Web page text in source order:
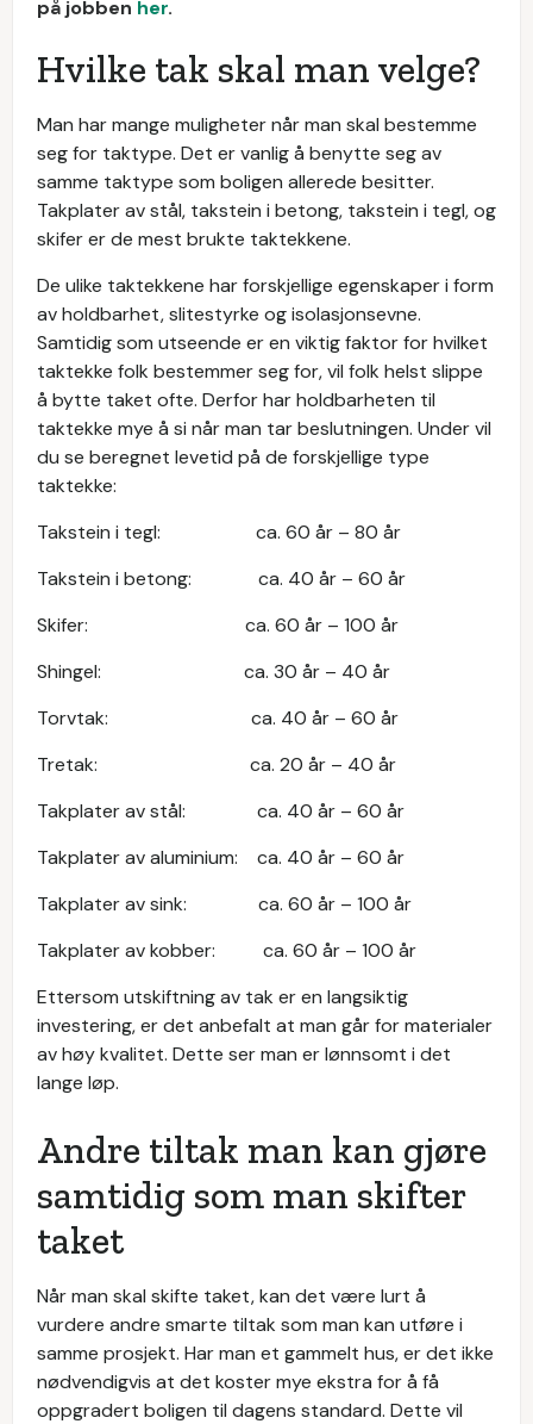
på jobben her.
Hvilke tak skal man velge?
Man har mange muligheter når man skal bestemme
seg for taktype. Det er vanlig å benytte seg av
samme taktype som boligen allerede besitter.
Takplater av stål, takstein i betong, takstein i tegl, og
skifer er de mest brukte taktekkene.
De ulike taktekkene har forskjellige egenskaper i form
av holdbarhet, slitestyrke og isolasjonsevne.
Samtidig som utseende er en viktig faktor for hvilket
taktekke folk bestemmer seg for, vil folk helst slippe
å bytte taket ofte. Derfor har holdbarheten til
taktekke mye å si når man tar beslutningen. Under vil
du se beregnet levetid på de forskjellige type
taktekke:
Takstein i tegl: ca. 60 år – 80 år
Takstein i betong: ca. 40 år – 60 år
Skifer: ca. 60 år – 100 år
Shingel: ca. 30 år – 40 år
Torvtak: ca. 40 år – 60 år
Tretak: ca. 20 år – 40 år
Takplater av stål: ca. 40 år – 60 år
Takplater av aluminium: ca. 40 år – 60 år
Takplater av sink: ca. 60 år – 100 år
Takplater av kobber: ca. 60 år – 100 år
Ettersom utskiftning av tak er en langsiktig
investering, er det anbefalt at man går for materialer
av høy kvalitet. Dette ser man er lønnsomt i det
lange løp.
Andre tiltak man kan gjøre
samtidig som man skifter
taket
Når man skal skifte taket, kan det være lurt å
vurdere andre smarte tiltak som man kan utføre i
samme prosjekt. Har man et gammelt hus, er det ikke
nødvendigvis at det koster mye ekstra for å få
oppgradert boligen til dagens standard. Dette vil